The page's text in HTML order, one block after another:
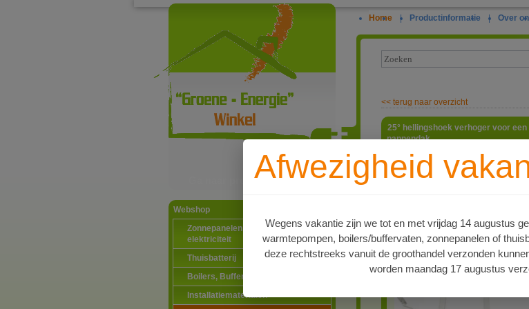
Ga naar productinformatie
Webshop
Zonnepanelen PV-systemen
elektriciteit
Thuisbatterij
Boilers, Buffervaten en toebehoren
Installatiematerialen
Home | Productinformatie | Over
Afwezigheid
Wegens vakantie zijn we tot en met vrijdag 14 augustus
warmtepompen, boilers/buffervaten, zonnepanelen of
deze rechtstreeks vanuit de groothandel verzonden
worden maandag 17 augustus
<< terug naar overzicht
25° hellingshoek verhoger voor
pannendak.